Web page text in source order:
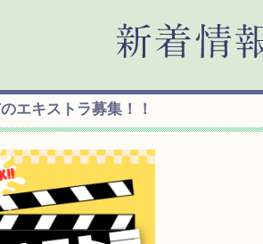
エキストラ募集！！